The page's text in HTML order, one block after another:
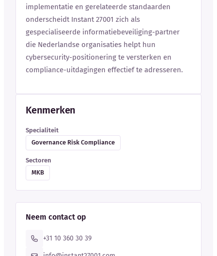
implementatie en gerelateerde standaarden
onderscheidt Instant 27001 zich als
gespecialiseerde informatiebeveiliging-partner
die Nederlandse organisaties helpt hun
cybersecurity-positionering te versterken en
compliance-uitdagingen effectief te adresseren.
Kenmerken
Specialiteit
Governance Risk Compliance
Sectoren
MKB
Neem contact op
+31 10 360 30 39